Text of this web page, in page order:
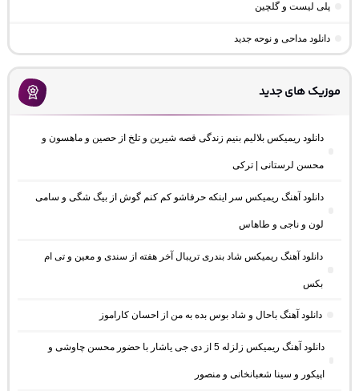
پلی لیست و گلچین
دانلود مداحی و نوحه جدید
موزیک های جدید
دانلود ریمیکس بلالیم بنیم زندگی قصه شیرین و تلخ از حصین و ماهسون و
محسن لرستانی | ترکی
دانلود آهنگ ریمیکس سر اینکه حرفاشو کم کنم گوش از بیگ شگی و سامی
لون و ناجی و طاهاس
دانلود آهنگ ریمیکس شاد بندری تریبال آخر هفته از سندی و معین و تی ام
بکس
دانلود آهنگ باحال و شاد بوس بده به من از احسان کاراموز
دانلود آهنگ ریمیکس زلزله 5 از دی جی یاشار با حضور محسن چاوشی و
اپیکور و سینا شعبانخانی و منصور